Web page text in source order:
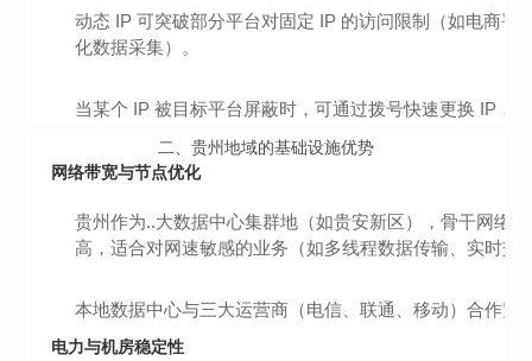
动态 IP 可突破部分平台对固定 IP 的访问限制（如电商
化数据采集）。
当某个 IP 被目标平台屏蔽时，可通过拨号快速更换 IP，
二、 贵州地域的基础设施优势
网络带宽与节点优化
贵州作为..大数据中心集群地（如贵安新区），骨干网络
高，适合对网速敏感的业务（如多线程数据传输、实时交
本地数据中心与三大运营商（电信、联通、移动）合作
电力与机房稳定性